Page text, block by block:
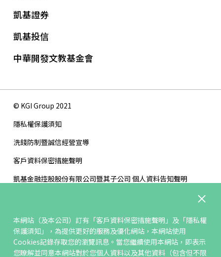
本網站（及本公司）訂有「客戶資料保密措施聲明」及「隱私權
保護須知」，為提供更好的服務及優化網站，本網站使用
Cookies記錄存取您的瀏覽訊息。當您繼續使用本網站，即表示
您瞭解並同意本網站對於您個人資料以及其他資料（包含但不限
凱基證券
凱基投信
中華開發文教基金會
© KGI Group 2021
隱私權保護須知
洗錢防制暨誠信經營宣導
客戶資料保密措施聲明
凱基金融控股股份有限公司暨其子公司 個人資料告知聲明
網站地圖
聯絡我們
檢舉管道